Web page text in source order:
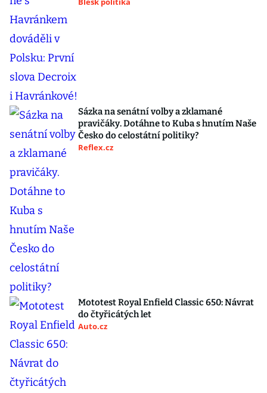
Sázka na senátní volby a zklamané
pravičáky. Dotáhne to Kuba s hnutím Naše
Česko do celostátní politiky?
Reflex.cz
Mototest Royal Enfield Classic 650: Návrat
do čtyřicátých let
Auto.cz